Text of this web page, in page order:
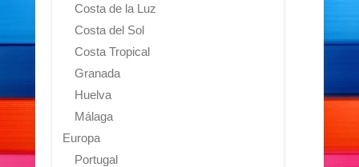
Costa de la Luz
Costa del Sol
Costa Tropical
Granada
Huelva
Málaga
Europa
Portugal